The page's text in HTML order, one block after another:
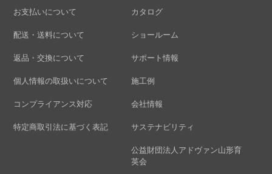
お支払いについて
配送・送料について
返品・交換について
個人情報の取扱いについて
コンプライアンス対応
特定商取引法に基づく表記
カタログ
ショールーム
サポート情報
施工例
会社情報
サステナビリティ
公益財団法人アドヴァン山形育
英会